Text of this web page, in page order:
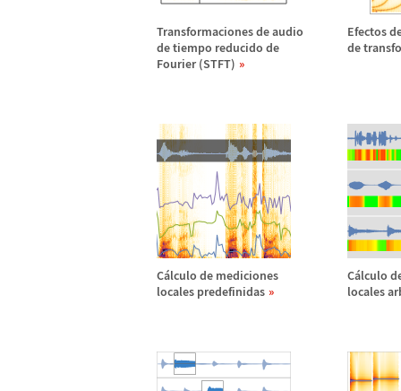
Transformaciones de audio
de tiempo reducido de
Fourier (STFT)
Efectos
de
Cálculo de mediciones
locales predefinidas
Cálculo
locales